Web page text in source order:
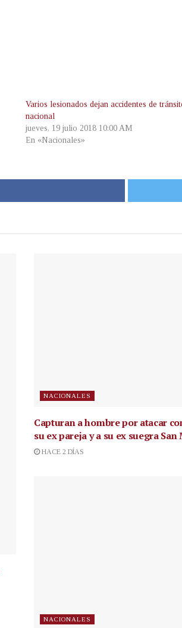
Varios lesionados dejan accidentes de
nacional
jueves, 19 julio 2018 10:00 AM
En «Nacionales»
NACIONALES
Capturan a hombre por atacar
su ex pareja y a su ex suegra
HACE 2 DÍAS
NACIONALES